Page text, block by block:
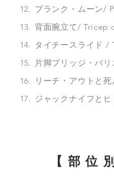
プランク・ムーン/
背面腕立て/ Tricep
タイチースライド /
片脚ブリッジ・バ
リーチ・アウトと
ジャックナイフと
【部位